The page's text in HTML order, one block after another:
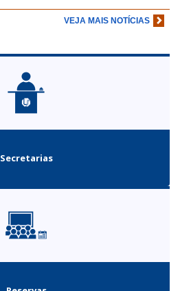
VEJA MAIS NOTÍCIAS
Secretarias